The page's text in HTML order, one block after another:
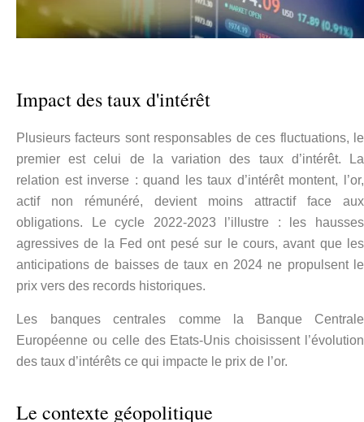
Impact des taux d'intérêt
Plusieurs facteurs sont responsables de ces fluctuations, le
premier est celui de la variation des taux d’intérêt. La
relation est inverse : quand les taux d’intérêt montent, l’or,
actif non rémunéré, devient moins attractif face aux
obligations. Le cycle 2022-2023 l’illustre : les hausses
agressives de la Fed ont pesé sur le cours, avant que les
anticipations de baisses de taux en 2024 ne propulsent le
prix vers des records historiques.
Les banques centrales comme la Banque Centrale
Européenne ou celle des Etats-Unis choisissent l’évolution
des taux d’intérêts ce qui impacte le prix de l’or.
Le contexte géopolitique